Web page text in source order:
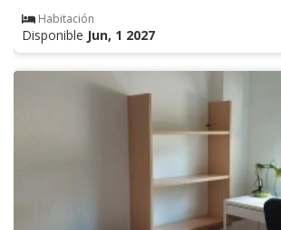
Habitación
Disponible Jun, 1 2027